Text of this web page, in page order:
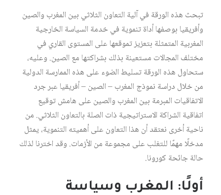
تبحث هذه الورقة في آلية التعاون الثلاثي بين المغرب والصين
وأفريقيا بوصفها أداة تنموية في خدمة السياسة الخارجية
المغربية المتمثلة بتعزيز تموقعها على المستوى القاري في
مختلف المجالات مستعينة بذلك بشراكتها مع الصين. وعليه،
ستحاول هذه الورقة تسليط الضوء على هذه الممارسة الدولية
من خلال دراسة نموذج المغرب – الصين – أفريقيا عبر جرد
الاتفاقيات المبرمة بين المغرب والصين على هامش توقيع
اتفاقية الشراكة الاستراتيجية ذات الصلة بالتعاون الثلاثي. من
ناحية أخرى نعتقد أن هذا التعاون على أهميته التنموية، يمثل
مدخلًا مهمًا للتغلب على مجموعة من الأزمات. وقد اخترنا لذلك
حالة جائحة كورونا.
أولًا: المغرب وسياسة